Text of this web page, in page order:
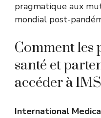
pragmatique aux
mondial post-
Comment les
santé et
accéder à
International